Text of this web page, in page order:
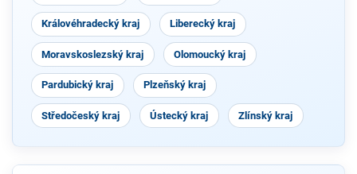
Královéhradecký kraj Liberecký kraj
Moravskoslezský kraj Olomoucký kraj
Pardubický kraj Plzeňský kraj
Středočeský kraj Ústecký kraj Zlínský kraj